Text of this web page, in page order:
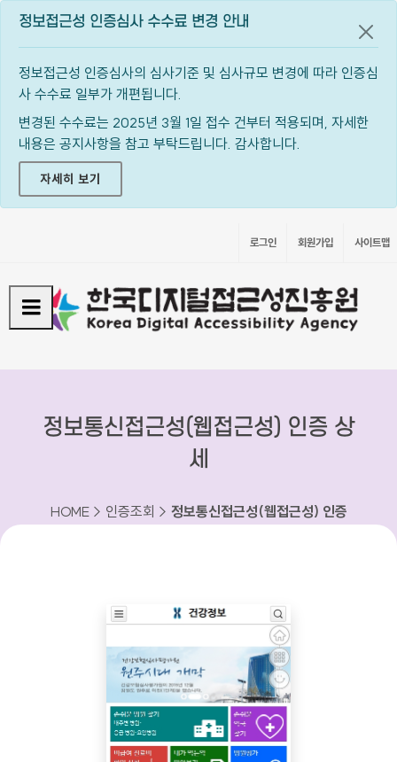
정보접근성 인증심사 수수료 변경 안내
정보접근성 인증심사의 심사기준 및 심사규모 변경에 따라 인증심
사 수수료 일부가 개편됩니다.
변경된 수수료는 2025년 3월 1일 접수 건부터 적용되며, 자세한
내용은 공지사항을 참고 부탁드립니다. 감사합니다.
자세히 보기
공지
로그인 회원가입 사이트맵
정보통신접근성(웹접근성) 인증 상
세
HOME > 인증조회 > 정보통신접근성(웹접근성) 인증